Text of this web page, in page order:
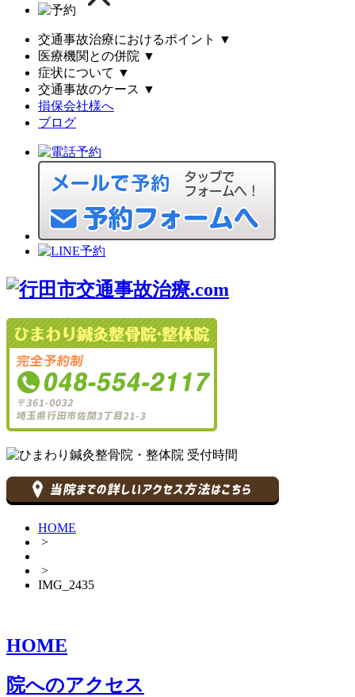
交通事故治療におけるポイント
▼
医療機関との併院 ▼
症状について ▼
交通事故のケース ▼
損保会社様へ
ブログ
HOME
>
>
IMG_2435
HOME
院へのアクセス